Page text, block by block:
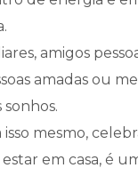
amigos
amadas ou
mesmo,
em casa, é